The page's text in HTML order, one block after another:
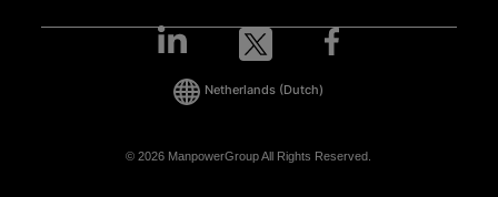
© 2026 ManpowerGroup All Rights Reserved.
Netherlands (Dutch)